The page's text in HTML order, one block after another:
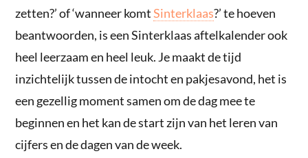
zetten?’ of ‘wanneer komtSinterklaas?’ te hoeven
beantwoorden, is een Sinterklaas aftelkalender ook
heel leerzaam en heel leuk. Je maakt de tijd
inzichtelijk tussen de intocht en pakjesavond, het is
een gezellig moment samen om de dag mee te
beginnen en het kan de start zijn van het leren van
cijfers en de dagen van de week.